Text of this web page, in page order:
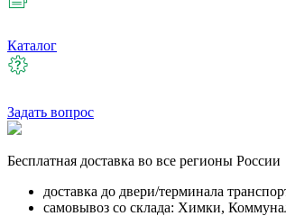
Каталог
Задать вопрос
Бесплатная доставка во все регионы России
доставка до двери/терминала
самовывоз со склада: Химки,